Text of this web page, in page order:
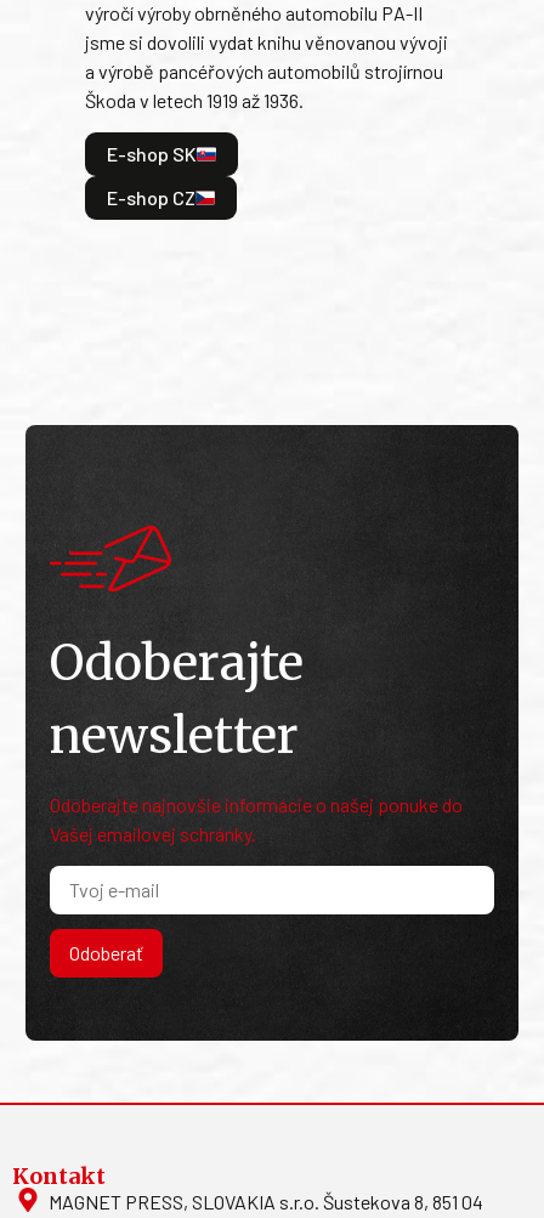
výročí výroby obrněného automobilu PA-II
jsme si dovolili vydat knihu věnovanou vývoji
a výrobě pancéřových automobilů strojírnou
Škoda v letech 1919 až 1936.
E-shop SK
E-shop CZ
Odoberajte
newsletter
Odoberajte najnovšie informácie o našej ponuke do
Vašej emailovej schránky.
Odoberať
Kontakt
MAGNET PRESS, SLOVAKIA s.r.o. Šustekova 8, 851 04